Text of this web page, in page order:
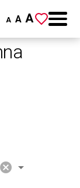
A A A
cancel arrow_drop_down